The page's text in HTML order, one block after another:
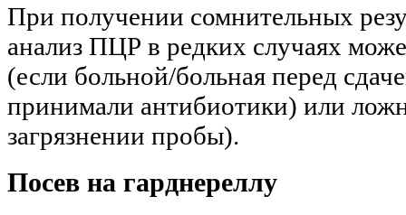
При получении сомнительных
анализ ПЦР в редких случаях
(если больной/больная перед
принимали антибиотики) или
загрязнении пробы).
Посев на гарднереллу